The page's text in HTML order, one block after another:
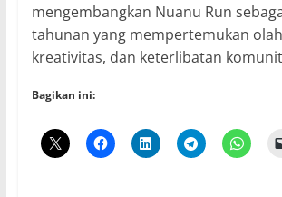
mengembangkan Nuanu Run
tahunan yang mempertemukan
kreativitas, dan keterlibatan
Bagikan ini: